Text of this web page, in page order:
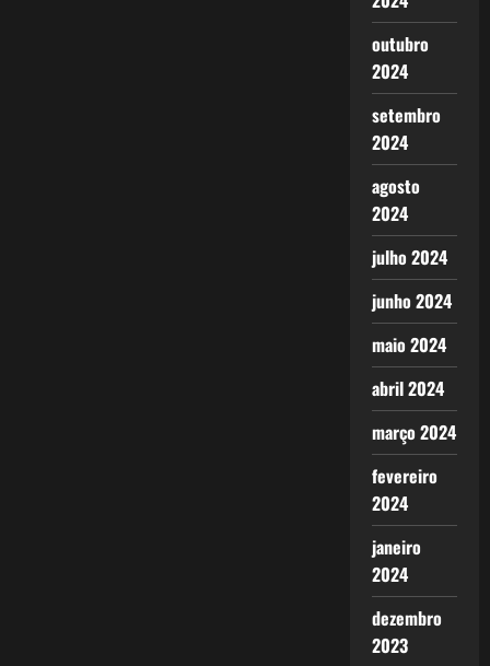
outubro
2024
setembro
2024
agosto
2024
julho 2024
junho 2024
maio 2024
abril 2024
março 2024
fevereiro
2024
janeiro
2024
dezembro
2023